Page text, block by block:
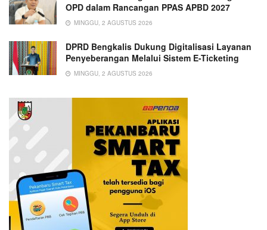
OPD dalam Rancangan PPAS APBD 2027
MINGGU, 2 AGUSTUS 2026
DPRD Bengkalis Dukung Digitalisasi Layanan
Penyeberangan Melalui Sistem E-Ticketing
MINGGU, 2 AGUSTUS 2026